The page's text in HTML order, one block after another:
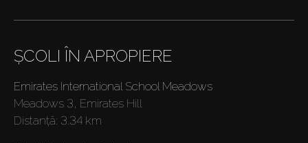
ȘCOLI ÎN APROPIERE
Emirates International School Meadows
Meadows 3, Emirates Hill
Distanţă: 3.34 km